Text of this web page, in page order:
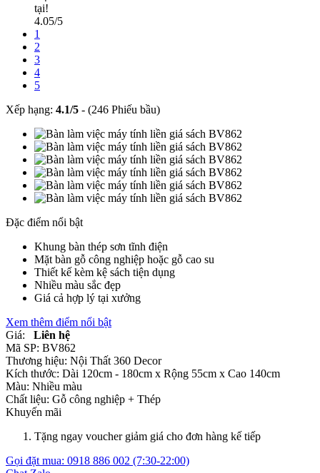
tại!
4.05/5
1
2
3
4
5
Xếp hạng: 4.1/5 - (246 Phiếu bầu)
Đặc điểm nổi bật
Khung bàn thép sơn tĩnh điện
Mặt bàn gỗ công nghiệp hoặc gỗ cao su
Thiết kế kèm kệ sách tiện dụng
Nhiều màu sắc đẹp
Giá cả hợp lý tại xưởng
Xem thêm điểm nổi bật
Giá:
Liên hệ
Mã SP: BV862
Thương hiệu: Nội Thất 360 Decor
Kích thước: Dài 120cm - 180cm x Rộng 55cm x Cao 140cm
Màu: Nhiều màu
Chất liệu: Gỗ công nghiệp + Thép
Khuyến mãi
Tặng ngay voucher giảm giá cho đơn hàng kế tiếp
Gọi đặt mua: 0918 886 002 (7:30-22:00)